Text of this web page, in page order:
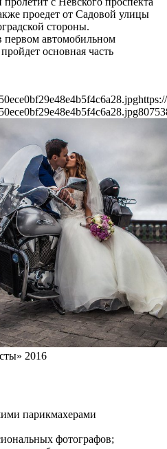
проедет от Садовой улицы
стороны.
первом автомобильном
основная часть
807
2016
парикмахерами
фотографов;